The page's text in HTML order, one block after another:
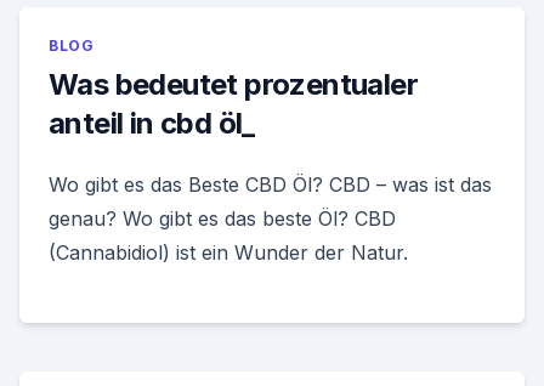
BLOG
Was bedeutet prozentualer
anteil in cbd öl_
Wo gibt es das Beste CBD Öl? CBD – was ist das
genau? Wo gibt es das beste Öl? CBD
(Cannabidiol) ist ein Wunder der Natur.